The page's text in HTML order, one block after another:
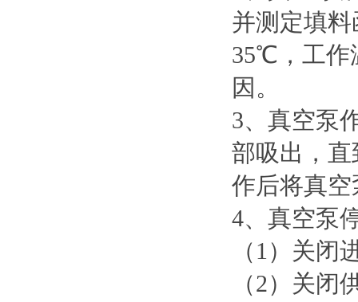
并测定填
35℃，工作
因。
3、真空泵
部吸出，
作后将真
4、真空泵
（1）关闭
（2）关